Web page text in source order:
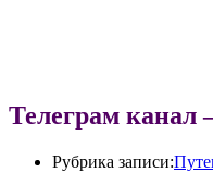
Телеграм
Рубрика записи: